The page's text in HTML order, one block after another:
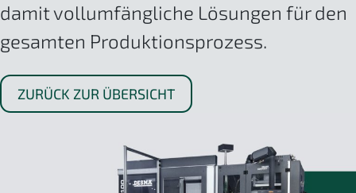
damit vollumfängliche Lösungen für den
gesamten Produktionsprozess.
ZURÜCK ZUR ÜBERSICHT